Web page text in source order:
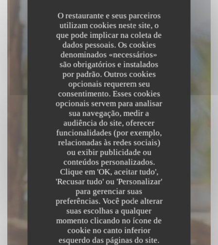
O restaurante e seus parceiros
utilizam cookies neste site, o
que pode implicar na coleta de
dados pessoais. Os cookies
denominados «necessários»
são obrigatórios e instalados
por padrão. Outros cookies
opcionais requerem seu
consentimento. Esses cookies
opcionais servem para analisar
sua navegação, medir a
audiência do site, oferecer
funcionalidades (por exemplo,
relacionadas às redes sociais)
ou exibir publicidade ou
conteúdos personalizados.
Clique em 'OK, aceitar tudo',
'Recusar tudo' ou 'Personalizar'
para gerenciar suas
preferências. Você pode alterar
suas escolhas a qualquer
momento clicando no ícone de
cookie no canto inferior
esquerdo das páginas do site.
Beach Club
SAINT LAURENT DU VAR
RESERVAR UMA MESA